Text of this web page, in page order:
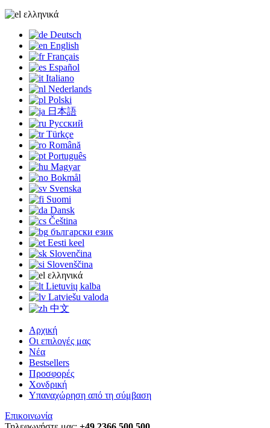
ελληνικά
Deutsch
English
Français
Español
Italiano
Nederlands
Polski
日本語
Русский
Türkçe
Română
Português
Magyar
Bokmål
Svenska
Suomi
Dansk
Čeština
български език
Eesti keel
Slovenčina
Slovenščina
ελληνικά
Lietuvių kalba
Latviešu valoda
中文
Αρχική
Οι επιλογές μας
Νέα
Bestsellers
Προσφορές
Χονδρική
Υπαναχώρηση από τη σύμβαση
Επικοινωνία